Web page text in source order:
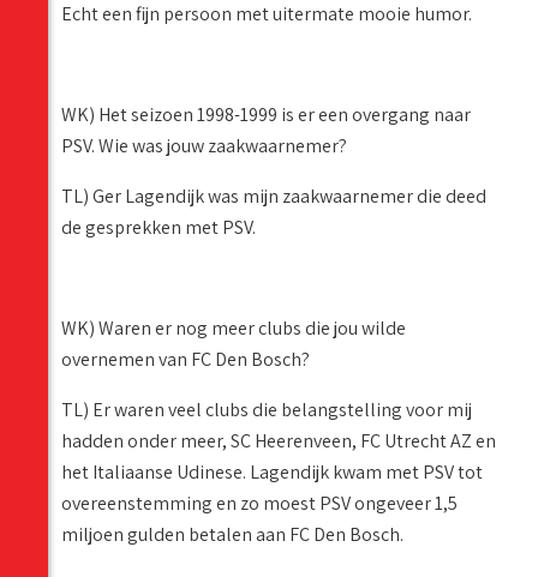
Echt een fijn persoon met uitermate mooie humor.
WK) Het seizoen 1998-1999 is er een overgang naar
PSV. Wie was jouw zaakwaarnemer?
TL) Ger Lagendijk was mijn zaakwaarnemer die deed
de gesprekken met PSV.
WK) Waren er nog meer clubs die jou wilde
overnemen van FC Den Bosch?
TL) Er waren veel clubs die belangstelling voor mij
hadden onder meer, SC Heerenveen, FC Utrecht AZ en
het Italiaanse Udinese. Lagendijk kwam met PSV tot
overeenstemming en zo moest PSV ongeveer 1,5
miljoen gulden betalen aan FC Den Bosch.